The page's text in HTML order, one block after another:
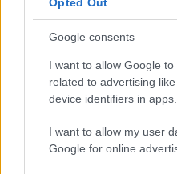
Google consents
I want to allow Google
related to advertising
device identifiers in apps.
I want to allow my user
Google for online
I nostri cari
I nostri cari